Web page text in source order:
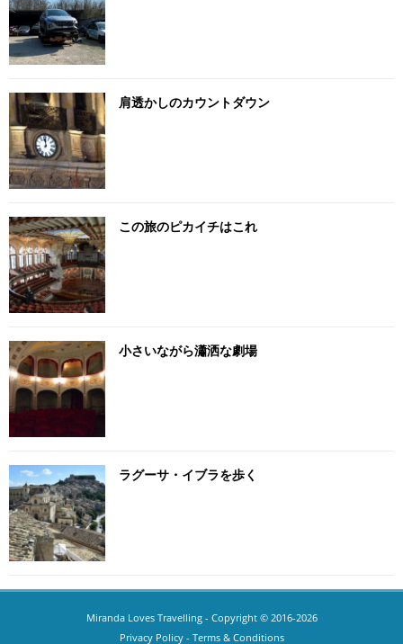
肩透かしのカウントダウン
この旅のピカイチはこれ
小さいながら瀟洒な劇場
ラグーサ・イブラを歩く
Miranda Loves Travelling- Copyright © 2016-2026
Privacy Policy- Terms & Conditions